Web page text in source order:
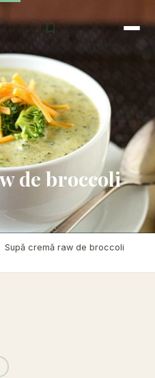
de broccoli
Supă cremă raw de broccoli